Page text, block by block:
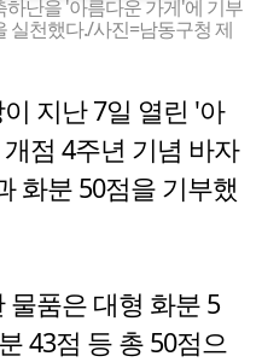
난을 '아름다운 가게'에 기부
실천했다./사진=남동구청 제
지난 7일 열린 '아
점 4주년 기념 바자
화분 50점을 기부했
물품은 대형 화분 5
43점 등 총 50점으